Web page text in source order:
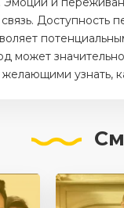
Доступность
может
узнать,